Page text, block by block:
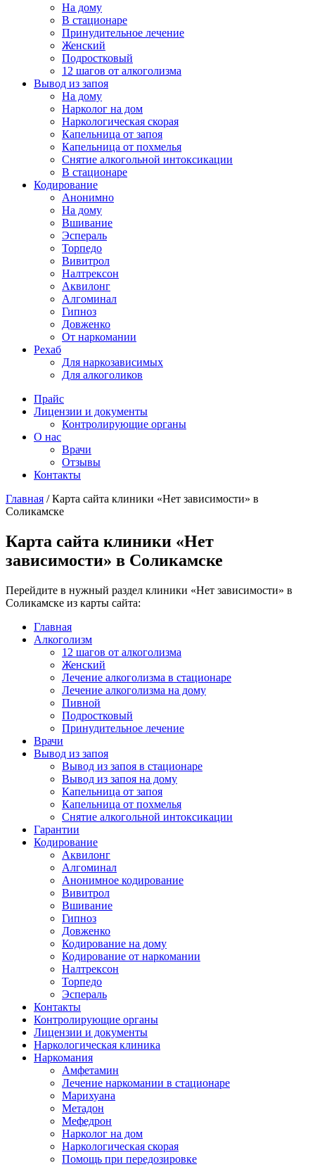
На дому
В стационаре
Принудительное лечение
Женский
Подростковый
12 шагов от алкоголизма
Вывод из запоя
На дому
Нарколог на дом
Наркологическая скорая
Капельница от запоя
Капельница от похмелья
Снятие алкогольной интоксикации
В стационаре
Кодирование
Анонимно
На дому
Вшивание
Эспераль
Торпедо
Вивитрол
Налтрексон
Аквилонг
Алгоминал
Гипноз
Довженко
От наркомании
Рехаб
Для наркозависимых
Для алкоголиков
Прайс
Лицензии и документы
Контролирующие органы
О нас
Врачи
Отзывы
Контакты
Главная /Карта сайта клиники «Нет зависимости» в
Соликамске
Карта сайта клиники «Нет
зависимости» в Соликамске
Перейдите в нужный раздел клиники «Нет зависимости» в
Соликамске из карты сайта:
Главная
Алкоголизм
12 шагов от алкоголизма
Женский
Лечение алкоголизма в стационаре
Лечение алкоголизма на дому
Пивной
Подростковый
Принудительное лечение
Врачи
Вывод из запоя
Вывод из запоя в стационаре
Вывод из запоя на дому
Капельница от запоя
Капельница от похмелья
Снятие алкогольной интоксикации
Гарантии
Кодирование
Аквилонг
Алгоминал
Анонимное кодирование
Вивитрол
Вшивание
Гипноз
Довженко
Кодирование на дому
Кодирование от наркомании
Налтрексон
Торпедо
Эспераль
Контакты
Контролирующие органы
Лицензии и документы
Наркологическая клиника
Наркомания
Амфетамин
Лечение наркомании в стационаре
Марихуана
Метадон
Мефедрон
Нарколог на дом
Наркологическая скорая
Помощь при передозировке